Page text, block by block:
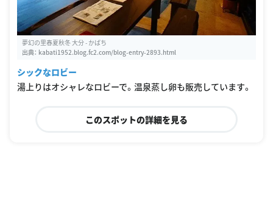
夢幻の里春夏秋冬 大分 - かばち
出典： kabati1952.blog.fc2.com/blog-entry-2893.html
シックなロビー
湯上りはオシャレなロビーで。温泉蒸し卵も販売しています。
このスポットの詳細を見る